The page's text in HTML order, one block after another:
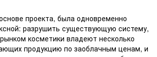
проекта, была одновременно
разрушить существующую систему,
косметики владеют несколько
продукцию по заоблачным ценам, и